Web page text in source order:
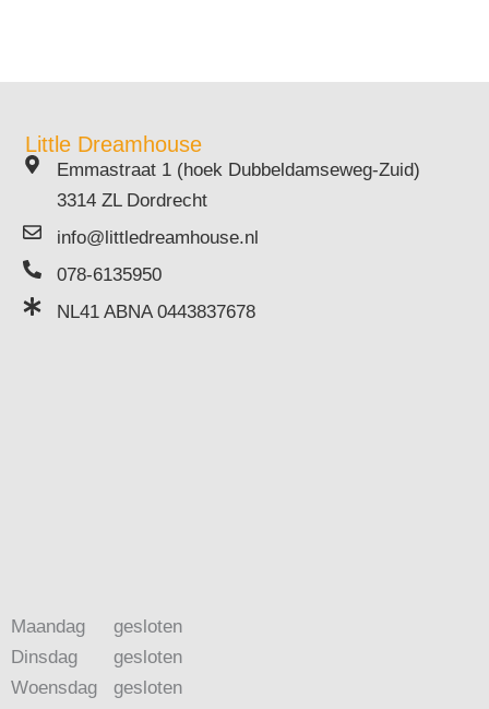
Little Dreamhouse
Emmastraat 1 (hoek Dubbeldamseweg-Zuid)
3314 ZL Dordrecht
info@littledreamhouse.nl
078-6135950
NL41 ABNA 0443837678
Maandag
Dinsdag
Woensdag
gesloten
gesloten
gesloten